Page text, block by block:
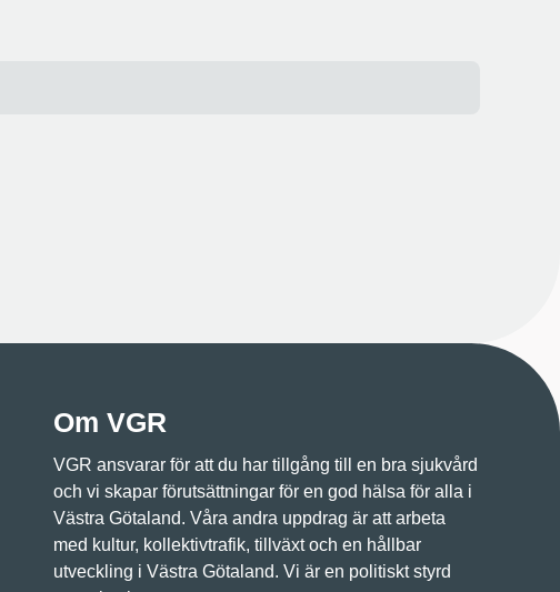
Om VGR
VGR ansvarar för att du har tillgång till en bra sjukvård
och vi skapar förutsättningar för en god hälsa för alla i
Västra Götaland. Våra andra uppdrag är att arbeta
med kultur, kollektivtrafik, tillväxt och en hållbar
utveckling i Västra Götaland. Vi är en politiskt styrd